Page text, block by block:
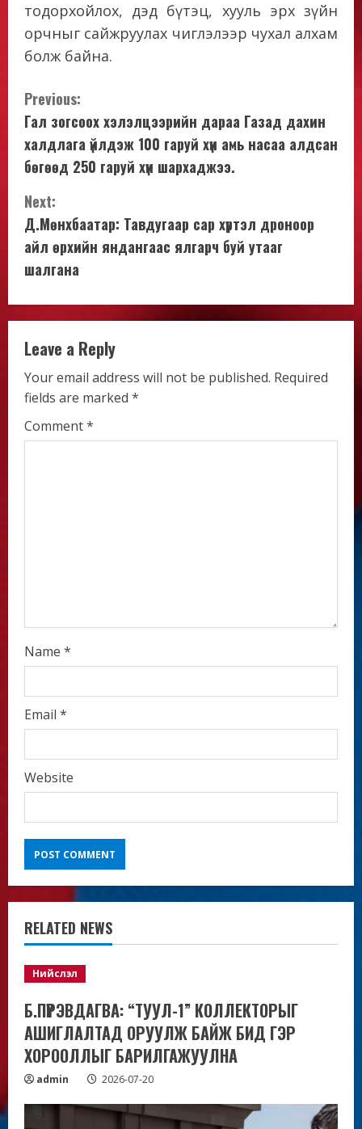
тодорхойлох, дэд бүтэц, хууль эрх зүйн
орчныг сайжруулах чиглэлээр чухал алхам
болж байна.
C
o
n
t
i
n
u
e
R
e
a
Previous:
Гал зогсоох хэлэлцээрийн дараа Газад дахин
халдлага үйлдэж 100 гаруй хүн амь насаа алдсан
бөгөөд 250 гаруй хүн шархаджээ.
Next:
Д.Мөнхбаатар: Тавдугаар сар хүртэл дроноор
айл өрхийн яндангаас ялгарч буй утааг
шалгана
Leave a Reply
Your email address will not be published. Required
fields are marked *
Comment*
Name *
Email *
Website
RELATED NEWS
Нийслэл
Б.ПҮРЭВДАГВА: “ТУУЛ-1” КОЛЛЕКТОРЫГ
АШИГЛАЛТАД ОРУУЛЖ БАЙЖ БИД ГЭР
ХОРООЛЛЫГ БАРИЛГАЖУУЛНА
admin 2026-07-20